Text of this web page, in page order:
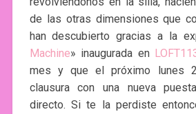
de las otras dimensiones que
han descubierto gracias a la
Machine» inaugurada en
mes y que el próximo lunes
clausura con una nueva
directo. Si te la perdiste